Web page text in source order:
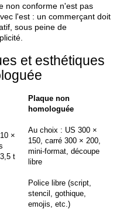
non conforme n'est pas
l'est : un commerçant doit
sous peine de
et esthétiques
Plaque non
homologuée
×
t
Au choix : US 300 ×
150, carré 300 × 200,
mini‑format, découpe
libre
Police libre (script,
stencil, gothique,
emojis, etc.)